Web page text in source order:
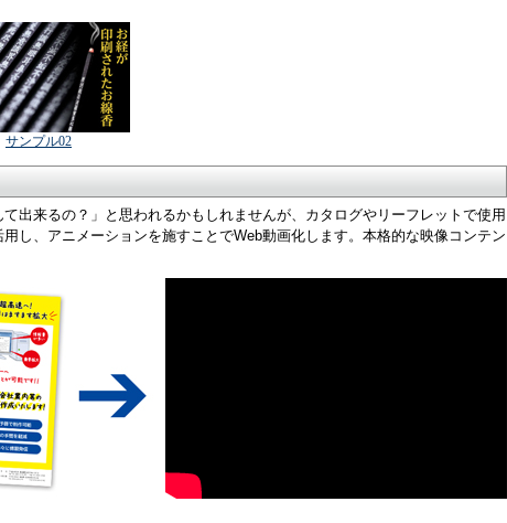
サンプル02
て出来るの？」と思われるかもしれませんが、カタログやリーフレットで使用
し、アニメーションを施すことでWeb動画化します。本格的な映像コンテン